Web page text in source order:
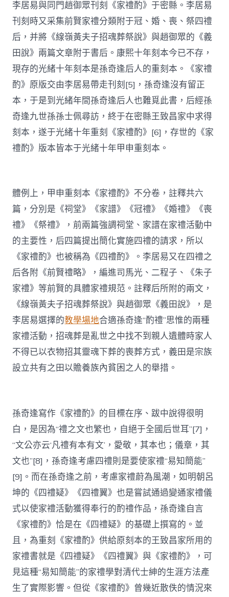
李居易與同門趙御眾刊刻《家禮酌》于密縣。李居易
刊刻時又采集前賢家禮分類附于冠、婚、喪、祭四禮
后，并將《線嶺黃夫子招魂葬祭說》與趙御眾的《義
田說》兩篇文章附于書后。康熙十年刻本今已不存，
現存的光緒十年刻本是孫奇逢后人的重刻本。《家禮
酌》原版交由李居易帶走刊刻[5]，孫奇逢沒有留正
本，于是到光緒年間孫奇逢后人也難覓此書，后經孫
奇逢九世孫孫士佩尋訪，終于在密縣王致昌家中求得
刻本，遂于光緒十年重刻《家禮酌》[6]，存世的《家
禮酌》版本皆本于光緒十年甲申重刻本。
體例上，甲申重刻本《家禮酌》不分卷，註釋共六
篇，分別是《祠堂》《家譜》《冠禮》《婚禮》《喪
禮》《祭禮》，前兩篇強調祠堂、家譜在家禮活動中
的主要性，后四篇提出簡化實施四禮的請求，所以
《家禮酌》也被稱為《四禮酌》。李居易又在四禮之
后各附《前賢禮略》，編進司馬光、二程子、《朱子
家禮》等前賢的具體家禮規范。註釋后所附的兩文，
《線嶺黃夫子招魂葬祭說》與趙御眾《義田說》，是
李居易選擇的教學場地合適孫奇逢“酌禮”思惟的兩種
家禮活動，招魂葬是亂世之中找不到親人遺體時家人
不得已以衣物招其靈魂下葬的喪葬方式，義田是宗族
設立共有之田以贍養族內貧困之人的舉措。
孫奇逢寫作《家禮酌》的目標在序、跋中說得很明
白，是因為“禮之文也繁也，自絕于全國后世耳”[7]，
“文公亦云‘凡禮有本有文’，愛敬，其本也；儀章，其
文也”[8]，孫奇逢考慮四禮則是要使家禮“易知簡能”
[9]。而在孫奇逢之前，考慮家禮蔚為風潮，如明朝呂
坤的《四禮疑》《四禮翼》也是嘗試通過變通家禮儀
式以使家禮活動獲得奉行的酌禮作品，孫奇逢自言
《家禮酌》恰是在《四禮疑》的基礎上撰寫的。並
且，為重刻《家禮酌》供給原刻本的王致昌家所用的
家禮書就是《四禮疑》《四禮翼》與《家禮酌》，可
見這種“易知簡能”的家禮學對清代士紳的生涯方法產
生了實際影響。但從《家禮酌》曾幾近散佚的情況來